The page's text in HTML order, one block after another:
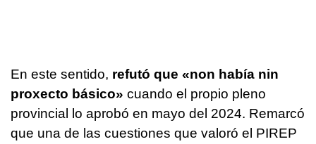
En este sentido, refutó que «non había nin
proxecto básico» cuando el propio pleno
provincial lo aprobó en mayo del 2024. Remarcó
que una de las cuestiones que valoró el PIREP